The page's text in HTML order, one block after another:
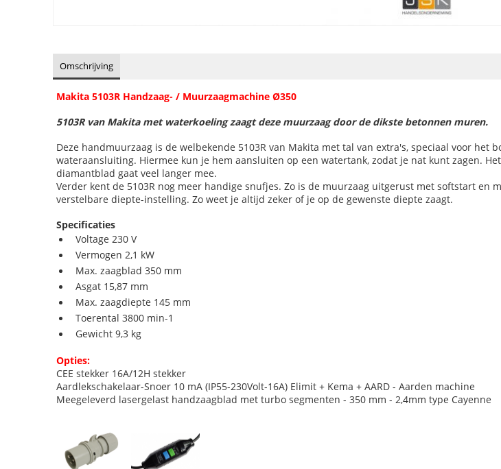
Omschrijving
Makita 5103R Handzaag- / Muurzaagmachine Ø350
5103R van Makita met waterkoeling zaagt deze muurzaag door de dikste betonnen muren.
Deze handmuurzaag is de welbekende 5103R van Makita met tal van extra's, speciaal voor het
wateraansluiting. Hiermee kun je hem aansluiten op een watertank, zodat je nat kunt zagen.
diamantblad gaat veel langer mee.
Verder kent de 5103R nog meer handige snufjes. Zo is de muurzaag uitgerust met softstart
verstelbare diepte-instelling. Zo weet je altijd zeker of je op de gewenste diepte zaagt.
Specificaties
Voltage 230 V
Vermogen 2,1 kW
Max. zaagblad 350 mm
Asgat 15,87 mm
Max. zaagdiepte 145 mm
Toerental 3800 min-1
Gewicht 9,3 kg
Opties:
CEE stekker 16A/12H stekker
Aardlekschakelaar-Snoer 10 mA (IP55-230Volt-16A) Elimit + Kema + AARD - Aarden machine
Meegeleverd lasergelast handzaagblad met turbo segmenten - 350 mm - 2,4mm type Cayenne